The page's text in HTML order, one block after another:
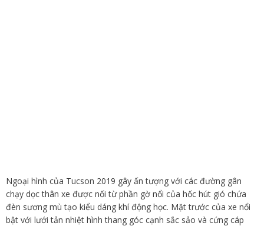
Ngoại hình của Tucson 2019 gây ấn tượng với các đường gân
chạy dọc thân xe được nối từ phần gờ nổi của hốc hút gió chứa
đèn sương mù tạo kiểu dáng khí động học. Mặt trước của xe nổi
bật với lưới tản nhiệt hình thang góc cạnh sắc sảo và cứng cáp